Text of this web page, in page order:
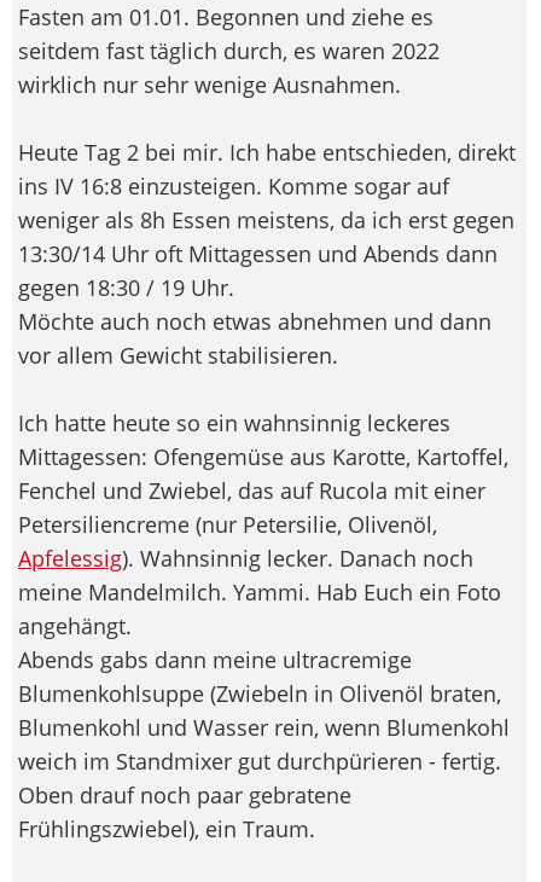
Fasten am 01.01. Begonnen und ziehe es
seitdem fast täglich durch, es waren 2022
wirklich nur sehr wenige Ausnahmen.
Heute Tag 2 bei mir. Ich habe entschieden, direkt
ins IV 16:8 einzusteigen. Komme sogar auf
weniger als 8h Essen meistens, da ich erst gegen
13:30/14 Uhr oft Mittagessen und Abends dann
gegen 18:30 / 19 Uhr.
Möchte auch noch etwas abnehmen und dann
vor allem Gewicht stabilisieren.
Ich hatte heute so ein wahnsinnig leckeres
Mittagessen: Ofengemüse aus Karotte, Kartoffel,
Fenchel und Zwiebel, das auf Rucola mit einer
Petersiliencreme (nur Petersilie, Olivenöl,
Apfelessig). Wahnsinnig lecker. Danach noch
meine Mandelmilch. Yammi. Hab Euch ein Foto
angehängt.
Abends gabs dann meine ultracremige
Blumenkohlsuppe (Zwiebeln in Olivenöl braten,
Blumenkohl und Wasser rein, wenn Blumenkohl
weich im Standmixer gut durchpürieren - fertig.
Oben drauf noch paar gebratene
Frühlingszwiebel), ein Traum.